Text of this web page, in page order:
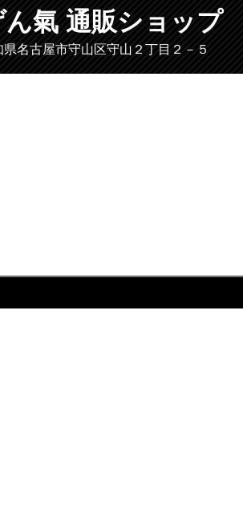
氣 通販ショップ
名古屋市守山区守山２丁目２－５